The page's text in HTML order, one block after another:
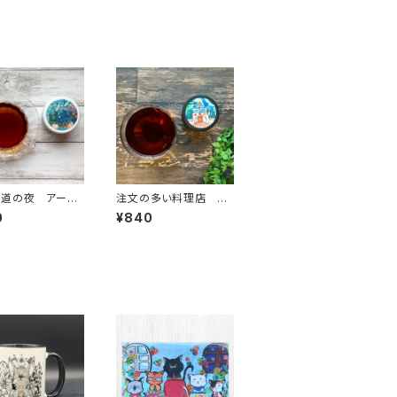
の夜 アール
ィー
注文の多い料理店 ダ
ージリン
¥840